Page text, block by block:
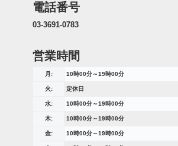
電話番号
03-3691-0783
営業時間
月: 10時00分～19時00分
火: 定休日
水: 10時00分～19時00分
木: 10時00分～19時00分
金: 10時00分～19時00分